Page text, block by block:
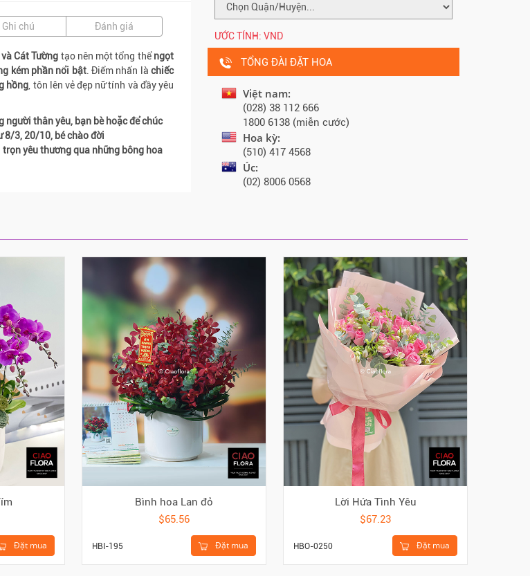
Ghi chú Đánh giá
Cát Tường tạo nên một tổng thểngọt
kém phần nổi bật. Điểm nhấn làchiếc
hồng , tôn lên vẻ đẹp nữ tính và đầy yêu
người thân yêu, bạn bè hoặc để chúc
8/3, 20/10, bé chào đời
yêu thương qua những bông hoa
ƯỚC TÍNH: VND
TỔNG ĐÀI ĐẶT HOA
Việt nam:
(028) 38 112 666
1800 6138 (miễn cước)
Hoa kỳ:
(510) 417 4568
Úc:
(02) 8006 0568
Đặt mua
Bình hoa Lan đỏ
$65.56
Đặt mua
HBI-195
Lời Hứa Tình Yêu
$67.23
Đặt mua
HBO-0250